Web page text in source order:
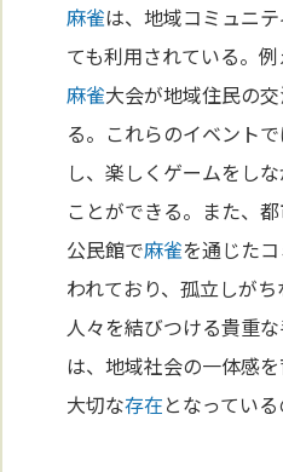
麻雀は、地域コミュニ
ても利用されている。
麻雀大会が地域住民の
る。これらのイベント
し、楽しくゲームをし
ことができる。また、
公民館で麻雀を通じた
われており、孤立しがち
人々を結びつける貴重な
は、地域社会の一体感
大切な存在となっている